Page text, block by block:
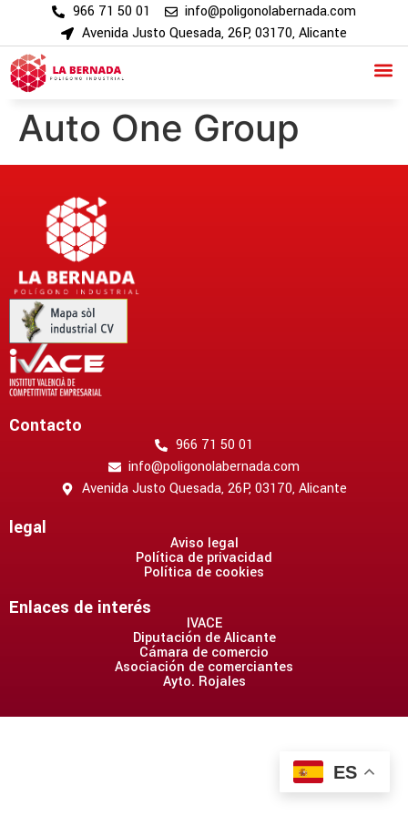
966 71 50 01
info@poligonolabernada.com
Avenida Justo Quesada, 26P, 03170, Alicante
Auto One Group
Contacto
966 71 50 01
info@poligonolabernada.com
Avenida Justo Quesada, 26P, 03170, Alicante
legal
Aviso legal
Política de privacidad
Política de cookies
Enlaces de interés
IVACE
Diputación de Alicante
Cámara de comercio
Asociación de comerciantes
Ayto. Rojales
ES